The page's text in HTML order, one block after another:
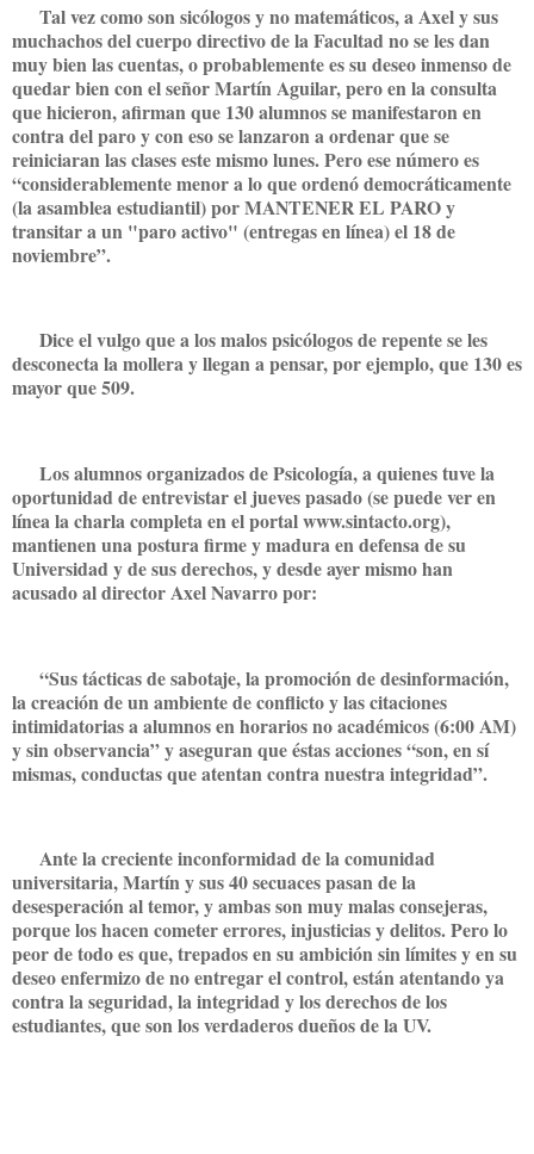
Tal vez como son sicólogos y no matemáticos, a Axel y sus
muchachos del cuerpo directivo de la Facultad no se les dan
muy bien las cuentas, o probablemente es su deseo inmenso de
quedar bien con el señor Martín Aguilar, pero en la consulta
que hicieron, afirman que 130 alumnos se manifestaron en
contra del paro y con eso se lanzaron a ordenar que se
reiniciaran las clases este mismo lunes. Pero ese número es
“considerablemente menor a lo que ordenó democráticamente
(la asamblea estudiantil) por MANTENER EL PARO y
transitar a un "paro activo" (entregas en línea) el 18 de
noviembre”.
Dice el vulgo que a los malos psicólogos de repente se les
desconecta la mollera y llegan a pensar, por ejemplo, que 130 es
mayor que 509.
Los alumnos organizados de Psicología, a quienes tuve la
oportunidad de entrevistar el jueves pasado (se puede ver en
línea la charla completa en el portal www.sintacto.org),
mantienen una postura firme y madura en defensa de su
Universidad y de sus derechos, y desde ayer mismo han
acusado al director Axel Navarro por:
“Sus tácticas de sabotaje, la promoción de desinformación,
la creación de un ambiente de conflicto y las citaciones
intimidatorias a alumnos en horarios no académicos (6:00 AM)
y sin observancia” y aseguran que éstas acciones “son, en sí
mismas, conductas que atentan contra nuestra integridad”.
Ante la creciente inconformidad de la comunidad
universitaria, Martín y sus 40 secuaces pasan de la
desesperación al temor, y ambas son muy malas consejeras,
porque los hacen cometer errores, injusticias y delitos. Pero lo
peor de todo es que, trepados en su ambición sin límites y en su
deseo enfermizo de no entregar el control, están atentando ya
contra la seguridad, la integridad y los derechos de los
estudiantes, que son los verdaderos dueños de la UV.